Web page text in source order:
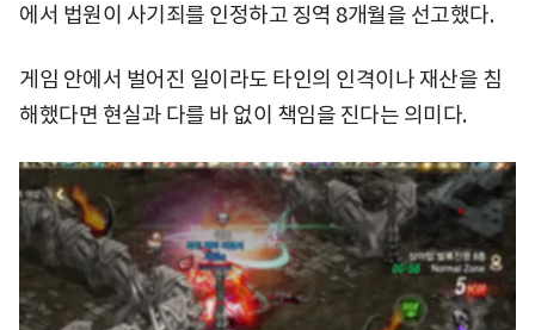
에서 법원이 사기죄를 인정하고 징역 8개월을 선고했다.
게임 안에서 벌어진 일이라도 타인의 인격이나 재산을 침
해했다면 현실과 다를 바 없이 책임을 진다는 의미다.